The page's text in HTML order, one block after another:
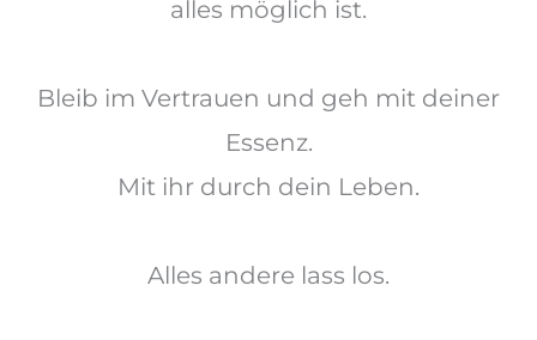
alles möglich ist.
Bleib im Vertrauen und geh mit deiner
Essenz.
Mit ihr durch dein Leben.
Alles andere lass los.